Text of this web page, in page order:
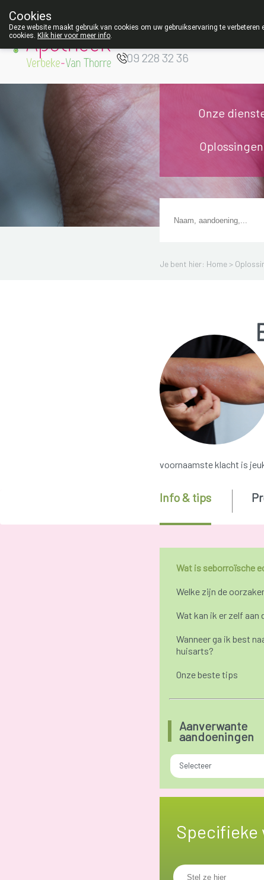
Apotheek Verbeke
- Van Thorre
09 228 32 36
Onze
Je bent hier: Home >
voornaamste klacht is
Wat is seborroïsche
Welke zijn de
Wat kan ik er zelf aan
Wanneer ga ik best
huisarts?
Onze beste tips
Aanverwante
aandoeningen
Selecteer
Specifieke
Info & tips
Cookies
Deze website maakt gebruik van cookies om uw gebruikservaring te
cookies. Klik hier voor meer info.